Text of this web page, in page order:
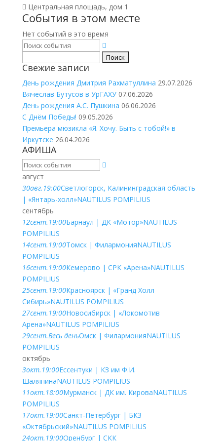
Центральная площадь, дом 1
События в этом месте
Нет событий в это время
Свежие записи
День рождения Дмитрия Рахматуллина 29.07.2026
Вячеслав Бутусов в УрГАХУ 07.06.2026
День рождения А.С. Пушкина 06.06.2026
С Днём Победы! 09.05.2026
Премьера мюзикла «Я. Хочу. Быть с тобой!» в
Иркутске 26.04.2026
АФИША
август
30авг. 19:00Светлогорск, Калининградская область
| «Янтарь-холл»NAUTILUS POMPILIUS
сентябрь
12сент. 19:00Барнаул | ДК «Мотор»NAUTILUS
POMPILIUS
14сент. 19:00Томск | ФилармонияNAUTILUS
POMPILIUS
16сент. 19:00Кемерово | СРК «Арена»NAUTILUS
POMPILIUS
25сент. 19:00Красноярск | «Гранд Холл
Сибирь»NAUTILUS POMPILIUS
27сент. 19:00Новосибирск | «Локомотив
Арена»NAUTILUS POMPILIUS
29сент.Весь деньОмск | ФилармонияNAUTILUS
POMPILIUS
октябрь
3окт. 19:00Ессентуки | КЗ им Ф.И.
ШаляпинаNAUTILUS POMPILIUS
11окт. 18:00Мурманск | ДК им. КироваNAUTILUS
POMPILIUS
17окт. 19:00Санкт-Петербург | БКЗ
«Октябрьский»NAUTILUS POMPILIUS
24окт. 19:00Оренбург | СКК